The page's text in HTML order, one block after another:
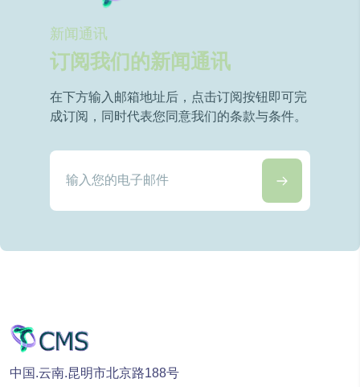
新闻通讯
订阅我们的新闻通讯
在下方输入邮箱地址后，点击订阅按钮即可完
成订阅，同时代表您同意我们的条款与条件。
中国.云南.昆明市北京路188号